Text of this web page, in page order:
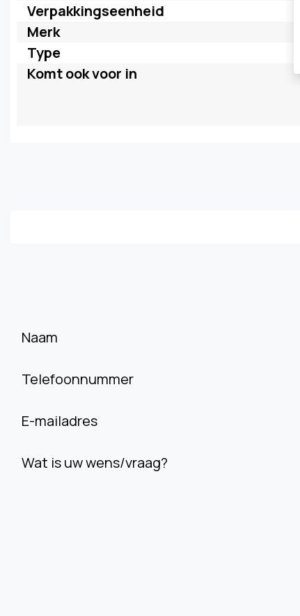
Verpakkingseenheid
Merk
Type
Komt ook voor in
Naam
Telefoonnummer
E-mailadres
Wat is uw wens/vraag?